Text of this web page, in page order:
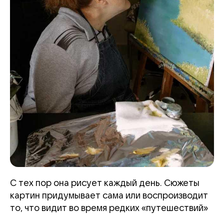
С тех пор она рисует каждый день. Сюжеты
картин придумывает сама или воспроизводит
то, что видит во время редких «путешествий»